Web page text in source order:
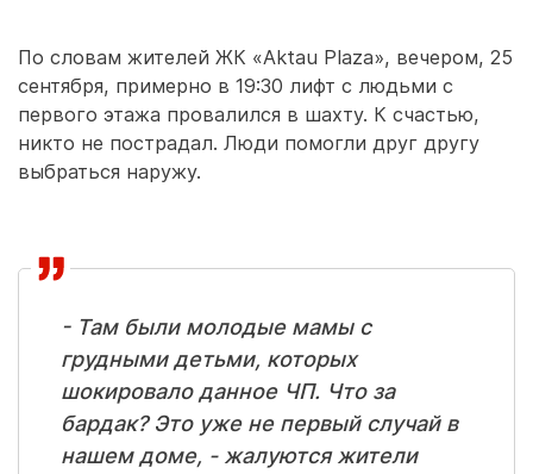
По словам жителей ЖК «Aktau Plaza», вечером, 25
сентября, примерно в 19:30 лифт с людьми с
первого этажа провалился в шахту. К счастью,
никто не пострадал. Люди помогли друг другу
выбраться наружу.
- Там были молодые мамы с
грудными детьми, которых
шокировало данное ЧП. Что за
бардак? Это уже не первый случай в
нашем доме, - жалуются жители